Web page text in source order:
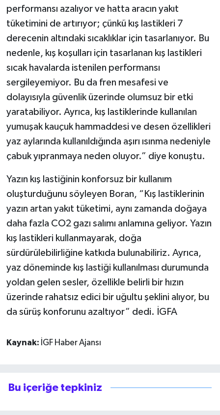
performansı azalıyor ve hatta aracın yakıt
tüketimini de artırıyor; çünkü kış lastikleri 7
derecenin altındaki sıcaklıklar için tasarlanıyor. Bu
nedenle, kış koşulları için tasarlanan kış lastikleri
sıcak havalarda istenilen performansı
sergileyemiyor. Bu da fren mesafesi ve
dolayısıyla güvenlik üzerinde olumsuz bir etki
yaratabiliyor. Ayrıca, kış lastiklerinde kullanılan
yumuşak kauçuk hammaddesi ve desen özellikleri
yaz aylarında kullanıldığında aşırı ısınma nedeniyle
çabuk yıpranmaya neden oluyor.” diye konuştu.
Yazın kış lastiğinin konforsuz bir kullanım
oluşturduğunu söyleyen Boran, “Kış lastiklerinin
yazın artan yakıt tüketimi, aynı zamanda doğaya
daha fazla CO2 gazı salımı anlamına geliyor. Yazın
kış lastikleri kullanmayarak, doğa
sürdürülebilirliğine katkıda bulunabiliriz. Ayrıca,
yaz döneminde kış lastiği kullanılması durumunda
yoldan gelen sesler, özellikle belirli bir hızın
üzerinde rahatsız edici bir uğultu şeklini alıyor, bu
da sürüş konforunu azaltıyor” dedi. İGFA
Kaynak: İGF Haber Ajansı
Bu içeriğe tepkiniz